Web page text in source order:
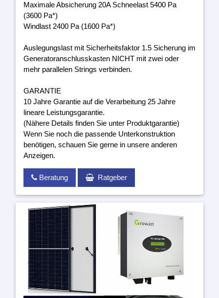
Maximale Absicherung 20A Schneelast 5400 Pa
(3600 Pa*)
Windlast 2400 Pa (1600 Pa*)
Auslegungslast mit Sicherheitsfaktor 1.5 Sicherung im
Generatoranschlusskasten NICHT mit zwei oder
mehr parallelen Strings verbinden.
GARANTIE
10 Jahre Garantie auf die Verarbeitung 25 Jahre
lineare Leistungsgarantie.
(Nähere Details finden Sie unter Produktgarantie)
Wenn Sie noch die passende Unterkonstruktion
benötigen, schauen Sie gerne in unsere anderen
Anzeigen.
Beratung Ratgeber